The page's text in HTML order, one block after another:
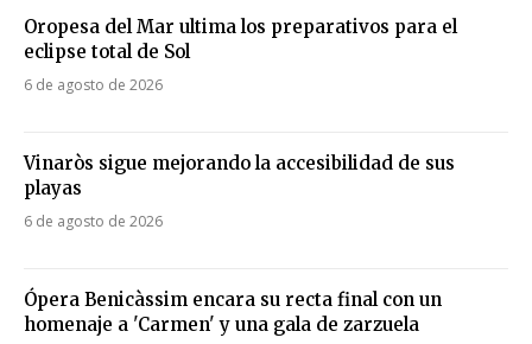
Oropesa del Mar ultima los preparativos para el
eclipse total de Sol
6 de agosto de 2026
Vinaròs sigue mejorando la accesibilidad de sus
playas
6 de agosto de 2026
Ópera Benicàssim encara su recta final con un
homenaje a 'Carmen' y una gala de zarzuela